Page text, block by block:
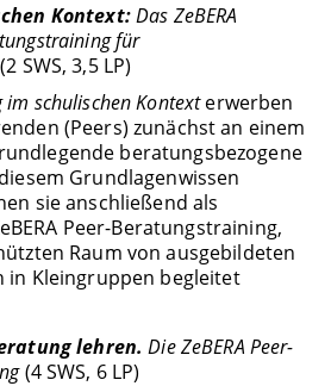
Kontext:Das ZeBERA
für
(2 SWS, 3,5 LP)
im schulischen Kontexterwerben
(Peers) zunächst an einem
beratungsbezogene
Grundlagenwissen
sie anschließend als
Peer-Beratungstraining,
Raum von ausgebildeten
in Kleingruppen begleitet
lehren. Die ZeBERA Peer-
(4 SWS, 6 LP)